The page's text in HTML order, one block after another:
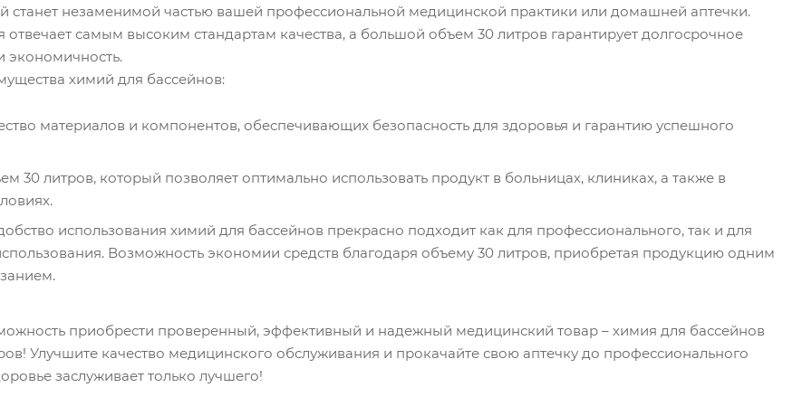
станет незаменимой частью вашей профессиональной медицинской практики или домашней аптечки.
самым высоким стандартам качества, а большой объем 30 литров гарантирует долгосрочное
экономичность.
химий для бассейнов:
материалов и компонентов, обеспечивающих безопасность для здоровья и гарантию успешного
30 литров, который позволяет оптимально использовать продукт в больницах, клиниках, а также в
использования химий для бассейнов прекрасно подходит как для профессионального, так и для
Возможность экономии средств благодаря объему 30 литров, приобретая продукцию одним
приобрести проверенный, эффективный и надежный медицинский товар – химия для бассейнов
Улучшите качество медицинского обслуживания и прокачайте свою аптечку до профессионального
заслуживает только лучшего!